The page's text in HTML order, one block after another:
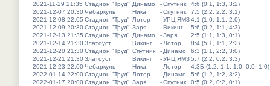
2021-11-29 21:35 Стадион "Труд" Динамо -Спутник
4:6 (0:1, 1:3, 3:2)
2021-12-07 20:30Чебаркуль Ника -Спутник
7:5 (2:2, 2:2, 3:1)
2021-12-08 22:05 Стадион "Труд" Лотор -УРЦ ЯМЗ4:1 (1:0, 1:1, 2:0)
2021-12-09 20:30Стадион "Труд" Заря -Викинг
5:6 (0:2, 1:1, 4:3)
2021-12-13 21:35 Стадион "Труд" Динамо -Заря
2:5 (1:1, 1:3, 0:1)
2021-12-14 21:30Златоуст Викинг - Лотор
8:4 (5:1, 1:1, 2:2)
2021-12-20 21:30Стадион "Труд" Спутник - Динамо
6:3 (1:1, 2:2, 3:0)
2021-12-21 21:30Златоуст Викинг -УРЦ ЯМЗ5:7 (2:2, 0:2, 3:3)
2021-12-23 22:00Чебаркуль Ника - Лотор
4:3Б (1:2, 1:1, 1:0, 0:0, 1:0)
2022-01-14 22:00Стадион "Труд" Лотор - Динамо
5:6 (1:2, 1:2, 3:2)
2022-01-17 20:00Стадион "Труд" Заря -Спутник
0:5 (0:2, 0:2, 0:1)